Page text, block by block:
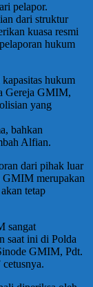
pelapor.
dari struktur
kuasa resmi
hukum
hukum
Gereja GMIM,
yang
bahkan
Alfian.
dari pihak luar
GMIM merupakan
tetap
sangat
saat ini di Polda
GMIM, Pdt.